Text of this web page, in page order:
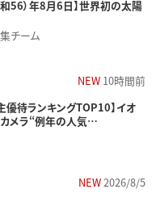
和56）年8月6日】世界初の太陽
チーム
NEW10時間前
優待ランキングTOP10】イオ
カメラ“例年の人気…
NEW2026/8/5